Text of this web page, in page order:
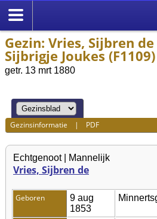
Gezin: Vries, Sijbren
Sijbrigje Joukes (F1109)
getr. 13 mrt 1880
Gezinsinformatie | PDF
Echtgenoot | Mannelijk
Vries, Sijbren de
Geboren
9 aug
1853